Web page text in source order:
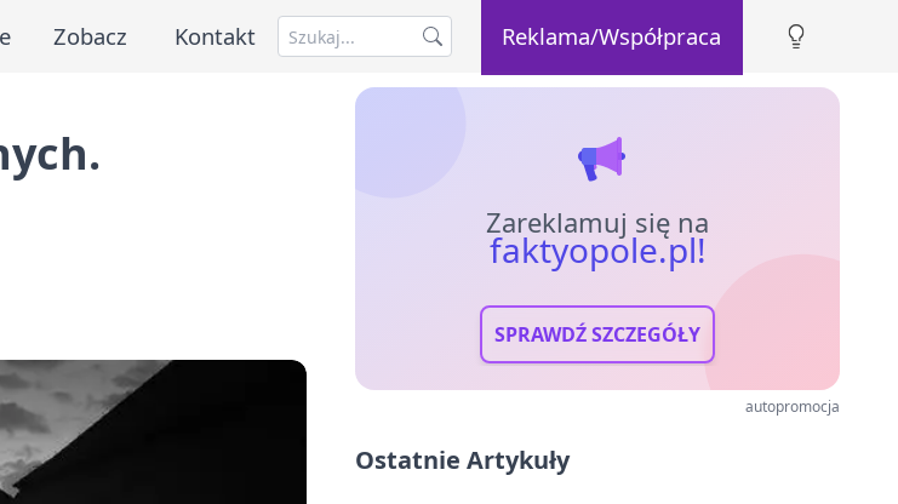
Zobacz Kontakt Reklama/Współpraca
Zareklamuj się na
faktyopole.pl!
SPRAWDŹ SZCZEGÓŁY
autopromocja
Ostatnie Artykuły